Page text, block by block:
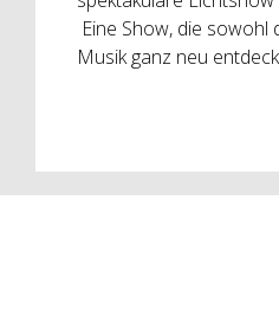
Eine Show, die
Musik ganz neu